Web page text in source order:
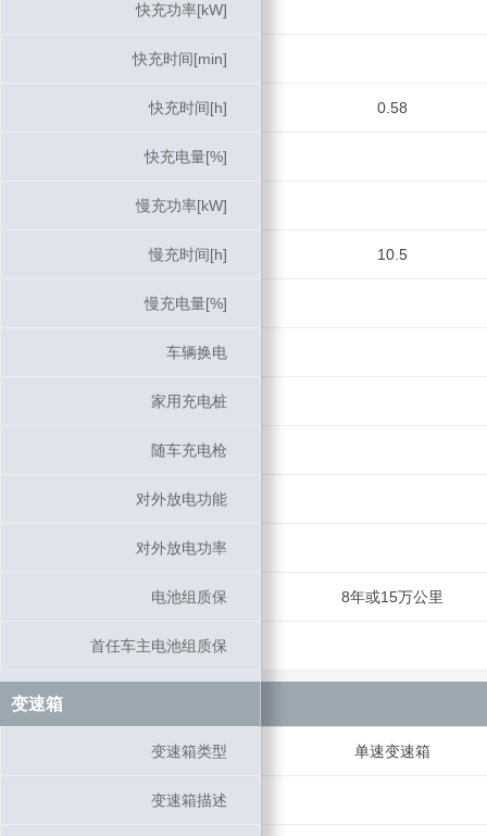
快充功率[kW]
快充时间[min]
快充时间[h] 0.58
快充电量[%]
慢充功率[kW]
慢充时间[h] 10.5
慢充电量[%]
车辆换电
家用充电桩
随车充电枪
对外放电功能
对外放电功率
电池组质保 8年或15万公里
首任车主电池组质保
变速箱
变速箱类型 单速变速箱
变速箱描述
快充功率[kW]
快充时间[min]
快充时间[h]
快充电量[%]
慢充功率[kW]
慢充时间[h]
慢充电量[%]
车辆换电
家用充电桩
随车充电枪
对外放电功能
对外放电功率
电池组质保
首任车主电池组质保
变速箱
变速箱类型
变速箱描述